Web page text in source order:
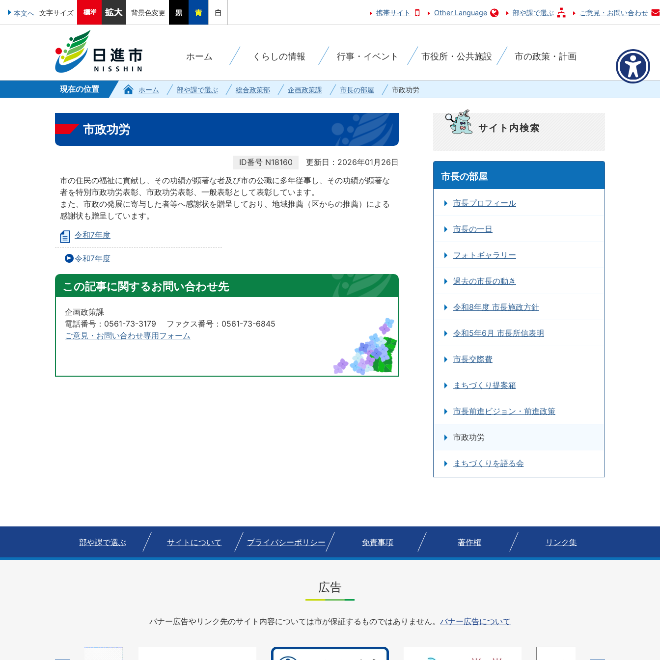
本文へ 文字サイズ 背景色変更 携帯サイト Other Language 部や課で選ぶ ご意見・お問い合わせ
ホーム くらしの情報 行事・イベント 市役所・公共施設 市の政策・計画
現在の位置 ホーム 部や課で選ぶ 総合政策部 企画政策課 市長の部屋 市政功労
市政功労
ID番号 N18160
更新日：2026年01月26日
市の住民の福祉に貢献し、その功績が顕著な者及び市の公職に多年従事し、その功績が顕著な
者を特別市政功労表彰、市政功労表彰、一般表彰として表彰しています。
また、市政の発展に寄与した者等へ感謝状を贈呈しており、地域推薦（区からの推薦）による
感謝状も贈呈しています。
令和7年度
令和7年度
この記事に関するお問い合わせ先
企画政策課
電話番号：0561-73-3179 ファクス番号：0561-73-6845
ご意見・お問い合わせ専用フォーム
サイト内検索
市長の部屋
市長プロフィール
市長の一日
フォトギャラリー
過去の市長の動き
令和8年度 市長施政方針
令和5年6月 市長所信表明
市長交際費
まちづくり提案箱
市長前進ビジョン・前進政策
市政功労
まちづくりを語る会
部や課で選ぶ サイトについて プライバシーポリシー 免責事項 著作権 リンク集
広告
バナー広告やリンク先のサイト内容については市が保証するものではありません。 バナー広告について
2